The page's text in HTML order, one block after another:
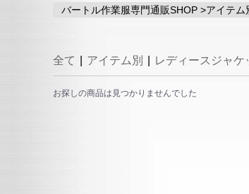
バートル作業服専門通販SHOP >アイテム
全て アイテム別 レディースジャケ
お探しの商品は見つかりませんでした